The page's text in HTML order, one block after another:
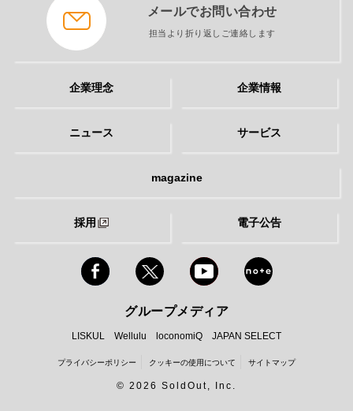
メールでお問い合わせ
担当より折り返しご連絡します
企業理念 企業情報
ニュース サービス
magazine
採用 電子公告
グループメディア
LISKUL Wellulu loconomiQ JAPAN SELECT
プライバシーポリシー クッキーの使用について サイトマップ
© 2026 SoldOut, Inc.